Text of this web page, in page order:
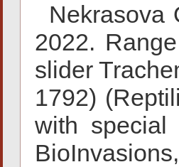
Nekrasova
2022.
slider
1792)
with special